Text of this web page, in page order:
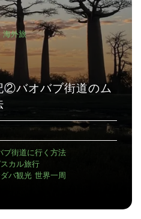
アフリカ マダガスカル 海外旅
ガスカル旅行記①
12-29
タナナリボのデモ
ガスカルの治安 マダガスカル観光